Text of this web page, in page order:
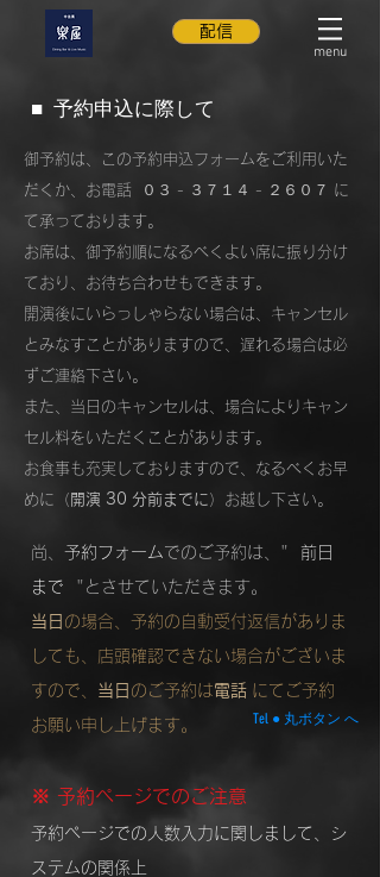
配信
menu
■ 予約申込に際して
御予約は、この予約申込フォームをご利用いた
だくか、お電話 ０３ - ３７１４ - ２６０７ に
て承っております。
お席は、御予約順になるべくよい席に振り分け
ており、お待ち合わせもできます。
開演後にいらっしゃらない場合は、キャンセル
とみなすことがありますので、遅れる場合は必
ずご連絡下さい。
また、当日のキャンセルは、場合によりキャン
セル料をいただくことがあります。
お食事も充実しておりますので、なるべくお早
めに（ 開演 30 分前までに）お越し下さい。
尚、 予約フォームでのご予約は、" 前日
まで "とさせていただきます。
当日 の場合、予約の自動受付返信がありま
しても、店頭確認できない場合がございま
すので、 当日 のご予約は電話 にてご予約
お願い申し上げます。
※ 予約ページでのご注意
予約ページでの人数入力に関しまして、シ
ステムの関係上
Tel ● 丸ボタン へ